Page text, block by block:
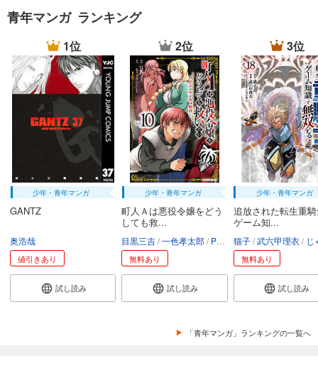
青年マンガ ランキング
1位
少年・青年マンガ
GANTZ
奥浩哉
値引きあり
試し読み
2位
少年・青年マンガ
町人Ａは悪役令嬢をどう
しても救...
目黒三吉 一色孝太郎 Parum
無料あり
試し読み
3位
少年・青年マンガ
追放された転生重
ゲーム知...
猫子 武六甲理衣 じゃ
無料あり
試し読み
「青年マンガ」ランキングの一覧へ